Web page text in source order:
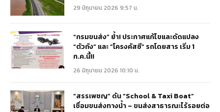
29 มิถุนายน 2026 9:57 น.
“กรมขนส่ง” ย้ำ! ประกาศแก้ไขและดัดแปลง
“ตัวถัง” และ “โครงคัสซี” รถโดยสาร เริ่ม 1
ก.ค.นี้!!
26 มิถุนายน 2026 10:10 น.
“สรรเพชญ” ดัน “School & Taxi Boat”
เชื่อมขนส่งทางน้ำ – ขนส่งสาธารณะไร้รอยต่อ